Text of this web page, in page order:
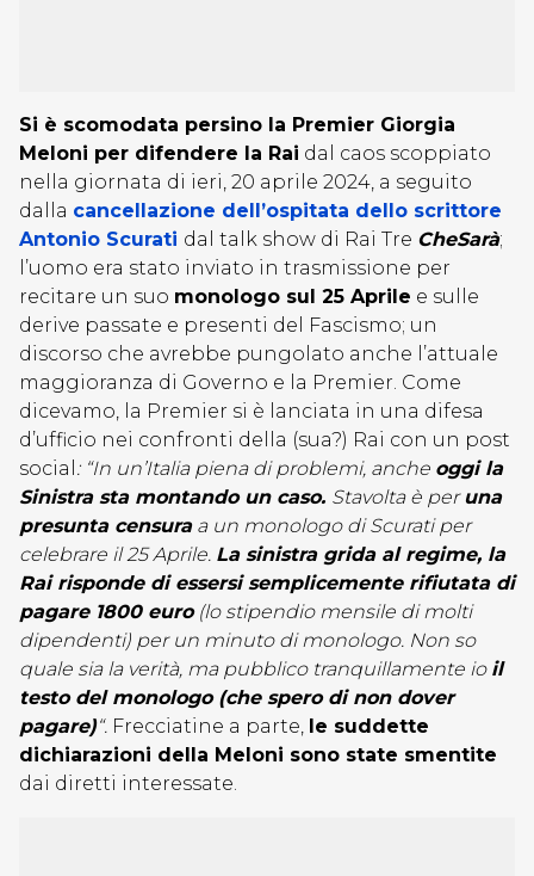
Si è scomodata persino la Premier Giorgia
Meloni per difendere la Rai dal caos scoppiato
nella giornata di ieri, 20 aprile 2024, a seguito
dalla cancellazione dell’ospitata dello scrittore
Antonio Scurati dal talk show di Rai Tre CheSarà;
l’uomo era stato inviato in trasmissione per
recitare un suo monologo sul 25 Aprile e sulle
derive passate e presenti del Fascismo; un
discorso che avrebbe pungolato anche l’attuale
maggioranza di Governo e la Premier. Come
dicevamo, la Premier si è lanciata in una difesa
d’ufficio nei confronti della (sua?) Rai con un post
social : “In un’Italia piena di problemi, anche oggi la
Sinistra sta montando un caso. Stavolta è peruna
presunta censuraa un monologo di Scurati per
celebrare il 25 Aprile. La sinistra grida al regime, la
Rai risponde di essersi semplicemente rifiutata di
pagare 1800 euro(lo stipendio mensile di molti
dipendenti) per un minuto di monologo. Non so
quale sia la verità, ma pubblico tranquillamente io il
testo del monologo (che spero di non dover
pagare)“. Frecciatine a parte, le suddette
dichiarazioni della Meloni sono state smentite
dai diretti interessate.